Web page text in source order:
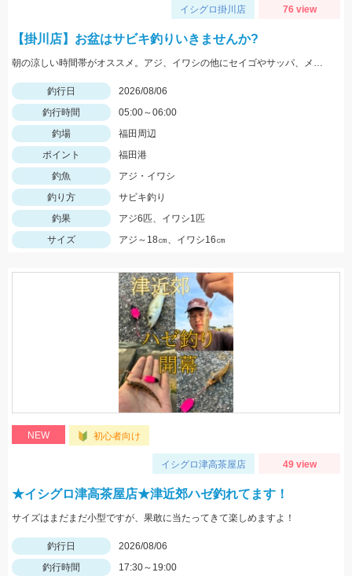
イシグロ掛川店 76 view
【掛川店】お盆はサビキ釣りいきませんか?
朝の涼しい時間帯がオススメ。アジ、イワシの他にセイゴやサッパ、メッキなども。仕掛けは『Tsulinoママカリ4号、ケイムラスキン4号』でOK。餌付け器で針にエサを付ければアタリはかなり増えますよ♪
釣行日
2026/08/06
釣行時間
05:00～06:00
釣場
福田周辺
ポイント
福田港
釣魚
アジ・イワシ
釣り方
サビキ釣り
釣果
アジ6匹、イワシ1匹
サイズ
アジ～18㎝、イワシ16㎝
NEW 初心者向け
イシグロ津高茶屋店 49 view
★イシグロ津高茶屋店★津近郊ハゼ釣れてます！
サイズはまだまだ小型ですが、果敢に当たってきて楽しめますよ！
釣行日
2026/08/06
釣行時間
17:30～19:00